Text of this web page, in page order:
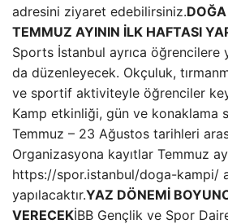
adresini ziyaret edebilirsiniz.
TEMMUZ AYININ İLK HAFTASI
Sports İstanbul ayrıca öğrencilere
da düzenleyecek. Okçuluk,
ve sportif aktiviteyle öğrenciler
Kamp etkinliği, gün ve konaklama
Temmuz – 23 Ağustos tarihleri
Organizasyona kayıtlar Temmuz
https://spor.istanbul/doga-kampi/
yapılacaktır.YAZ DÖNEMİ
VERECEKİBB Gençlik ve Spor